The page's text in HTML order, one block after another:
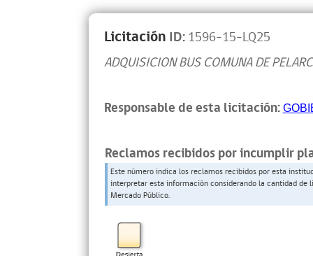
Licitación ID:1596-15-LQ25
ADQUISICION BUS COMUNA DE
Responsable de esta licitación:
Reclamos recibidos por incumplir
Este número indica los reclamos recibidos por esta
interpretar esta información considerando la cantidad
Mercado Público.